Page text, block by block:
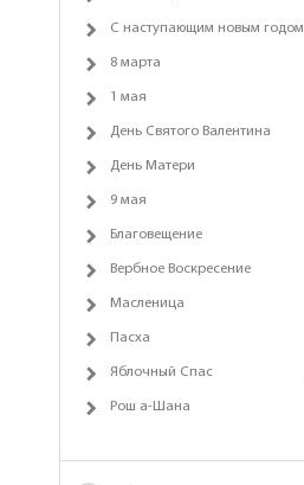
С наступающим новым годом
8 марта
1 мая
День Святого Валентина
День Матери
9 мая
Благовещение
Вербное Воскресение
Масленица
Пасха
Яблочный Спас
Рош а-Шана